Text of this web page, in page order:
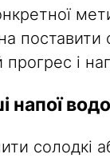
поставити
прогрес і
напої
солодкі